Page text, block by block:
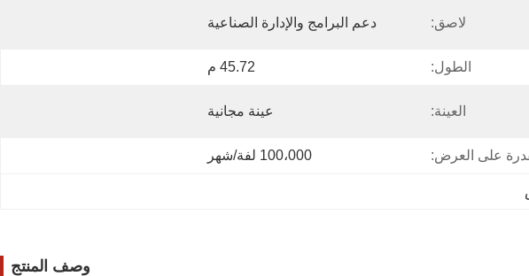
لاصق: دعم البرامج والإدارة الصناعية
الطول: 45.72 م
العينة: عينة مجانية
على العرض: 100،000 لفة/شهر
وصف المنتج